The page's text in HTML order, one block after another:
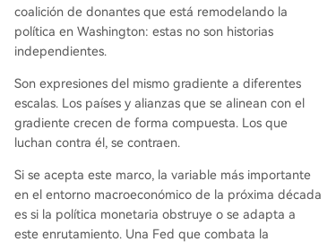
coalición de donantes que está remodelando la
política en Washington: estas no son historias
independientes.
Son expresiones del mismo gradiente a diferentes
escalas. Los países y alianzas que se alinean con el
gradiente crecen de forma compuesta. Los que
luchan contra él, se contraen.
Si se acepta este marco, la variable más importante
en el entorno macroeconómico de la próxima década
es si la política monetaria obstruye o se adapta a
este enrutamiento. Una Fed que combata la